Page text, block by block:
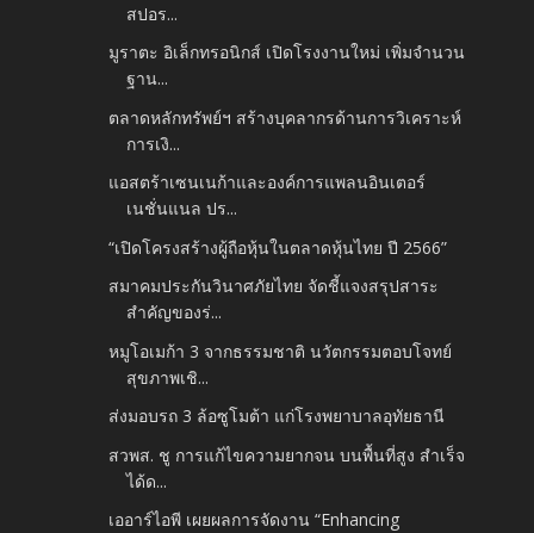
สปอร...
มูราตะ อิเล็กทรอนิกส์ เปิดโรงงานใหม่ เพิ่มจำนวน
ฐาน...
ตลาดหลักทรัพย์ฯ สร้างบุคลากรด้านการวิเคราะห์
การเงิ...
แอสตร้าเซนเนก้าและองค์การแพลนอินเตอร์
เนชั่นแนล ปร...
“เปิดโครงสร้างผู้ถือหุ้นในตลาดหุ้นไทย ปี 2566”
สมาคมประกันวินาศภัยไทย จัดชี้แจงสรุปสาระ
สำคัญของร่...
หมูโอเมก้า 3 จากธรรมชาติ นวัตกรรมตอบโจทย์
สุขภาพเชิ...
ส่งมอบรถ 3 ล้อซูโมต้า แก่โรงพยาบาลอุทัยธานี
สวพส. ชู การแก้ไขความยากจน บนพื้นที่สูง สำเร็จ
ได้ด...
เออาร์ไอพี เผยผลการจัดงาน “Enhancing